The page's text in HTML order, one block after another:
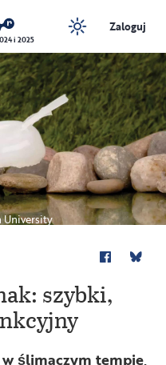
i 2025
Zaloguj
University
szybki,
ślimaczym tempie,